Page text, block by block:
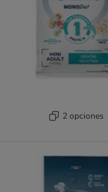
2 opciones